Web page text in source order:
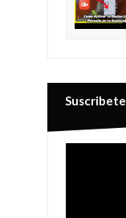
Suscribete